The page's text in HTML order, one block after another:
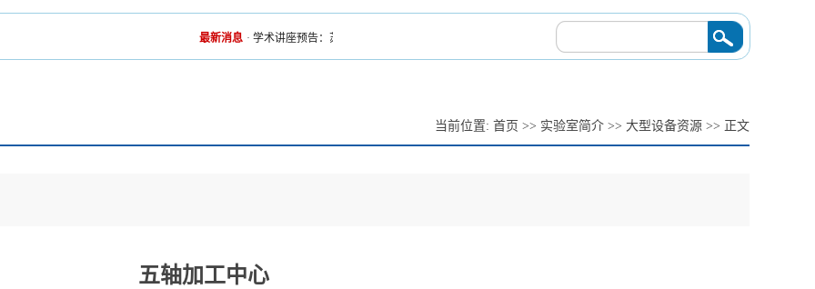
最新消息 ·学术讲座预告：苏满佳《人形机器人关键技术与发展趋势》 学术讲座预告：刘莉《智能焊接装备及其
当前位置: 首页 >> 实验室简介 >> 大型设备资源 >> 正文
五轴加工中心